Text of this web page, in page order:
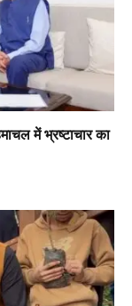
में भ्रष्टाचार का